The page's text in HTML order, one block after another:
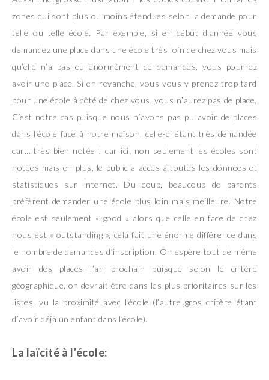
zones qui sont plus ou moins étendues selon la demande pour
telle ou telle école. Par exemple, si en début d’année vous
demandez une place dans une école très loin de chez vous mais
qu’elle n’a pas eu énormément de demandes, vous pourrez
avoir une place. Si en revanche, vous vous y prenez trop tard
pour une école à côté de chez vous, vous n’aurez pas de place.
C’est notre cas puisque nous n’avons pas pu avoir de places
dans l’école face à notre maison, celle-ci étant très demandée
car… très bien notée ! car ici, non seulement les écoles sont
notées mais en plus, le public a accès à toutes les données et
statistiques sur internet. Du coup, beaucoup de parents
préfèrent demander une école plus loin mais meilleure. Notre
école est seulement « good » alors que celle en face de chez
nous est « outstanding », cela fait une énorme différence dans
le nombre de demandes d’inscription. On espère tout de même
avoir des places l’an prochain puisque selon le critère
géographique, on devrait être dans les plus prioritaires sur les
listes, vu la proximité avec l’école (l’autre gros critère étant
d’avoir déjà un enfant dans l’école).
La laïcité à l’école: